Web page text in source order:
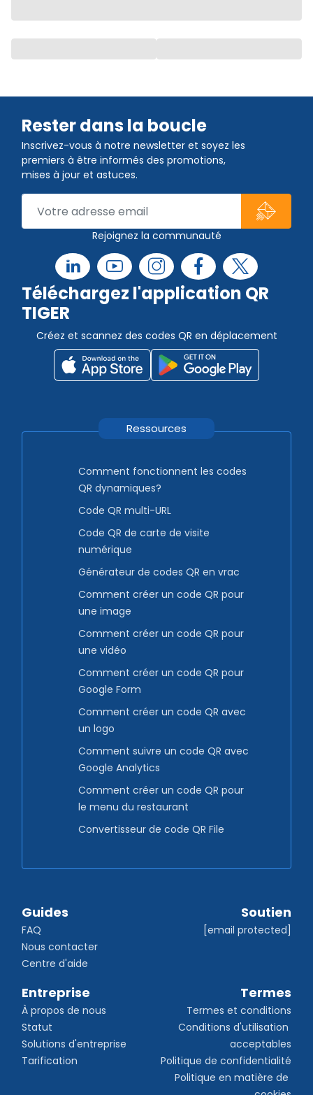
Rester dans la boucle
Inscrivez-vous à notre newsletter et soyez les
premiers à être informés des promotions,
mises à jour et astuces.
Rejoignez la communauté
Téléchargez l'application QR
TIGER
Créez et scannez des codes QR en déplacement
Ressources
Comment fonctionnent les codes
QR dynamiques?
Code QR multi-URL
Code QR de carte de visite
numérique
Générateur de codes QR en vrac
Comment créer un code QR pour
une image
Comment créer un code QR pour
une vidéo
Comment créer un code QR pour
Google Form
Comment créer un code QR avec
un logo
Comment suivre un code QR avec
Google Analytics
Comment créer un code QR pour
le menu du restaurant
Convertisseur de code QR File
Guides
FAQ
Nous contacter
Centre d'aide
Soutien
[email protected]
Entreprise
À propos de nous
Statut
Solutions d'entreprise
Tarification
Termes
Termes et conditions
Conditions d'utilisation
acceptables
Politique de confidentialité
Politique en matière de